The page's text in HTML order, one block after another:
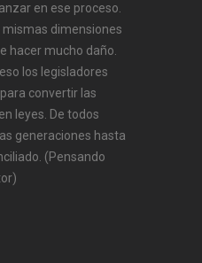
en ese proceso.
mismas dimensiones
hacer mucho daño.
los legisladores
convertir las
leyes. De todos
generaciones hasta
(Pensando